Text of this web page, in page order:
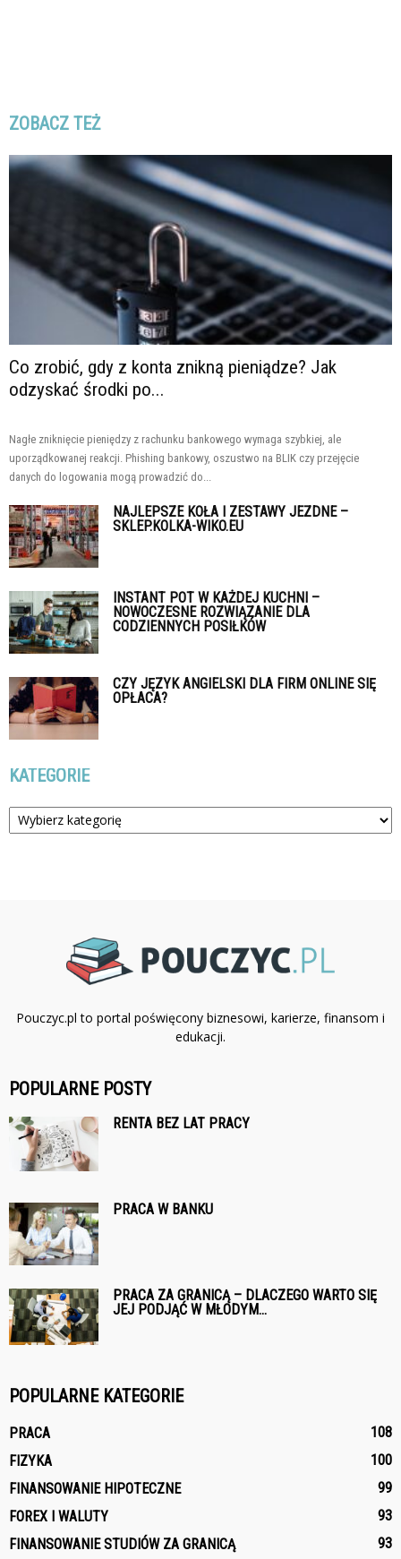
ZOBACZ TEŻ
Co zrobić, gdy z konta znikną pieniądze? Jak
odzyskać środki po...
Nagłe zniknięcie pieniędzy z rachunku bankowego wymaga szybkiej, ale
uporządkowanej reakcji. Phishing bankowy, oszustwo na BLIK czy przejęcie
danych do logowania mogą prowadzić do...
NAJLEPSZE KOŁA I ZESTAWY JEZDNE –
SKLEP.KOLKA-WIKO.EU
INSTANT POT W KAŻDEJ KUCHNI –
NOWOCZESNE ROZWIĄZANIE DLA
CODZIENNYCH POSIŁKÓW
CZY JĘZYK ANGIELSKI DLA FIRM ONLINE SIĘ
OPŁACA?
KATEGORIE
Kategorie
Pouczyc.pl to portal poświęcony biznesowi, karierze, finansom i
edukacji.
POPULARNE POSTY
RENTA BEZ LAT PRACY
PRACA W BANKU
PRACA ZA GRANICĄ – DLACZEGO WARTO SIĘ
JEJ PODJĄĆ W MŁODYM...
POPULARNE KATEGORIE
PRACA
108
FIZYKA
100
FINANSOWANIE HIPOTECZNE
99
FOREX I WALUTY
93
FINANSOWANIE STUDIÓW ZA GRANICĄ
93